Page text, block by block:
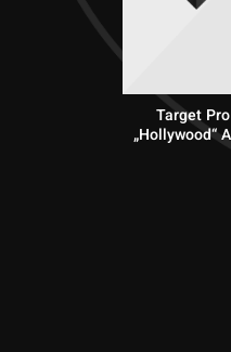
Target
„Hollywood“